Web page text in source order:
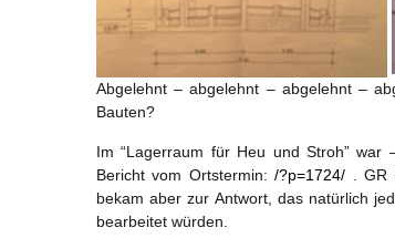
Abgelehnt – abgelehnt – abgelehnt –
Bauten?
Im “Lagerraum für Heu und Stroh” war
Bericht vom Ortstermin:/?p=1724/ . GR
bekam aber zur Antwort, das natürlich
bearbeitet würden.